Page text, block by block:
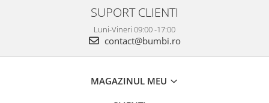
SUPORT CLIENTI
Luni-Vineri 09:00 -17:00
contact@bumbi.ro
MAGAZINUL MEU